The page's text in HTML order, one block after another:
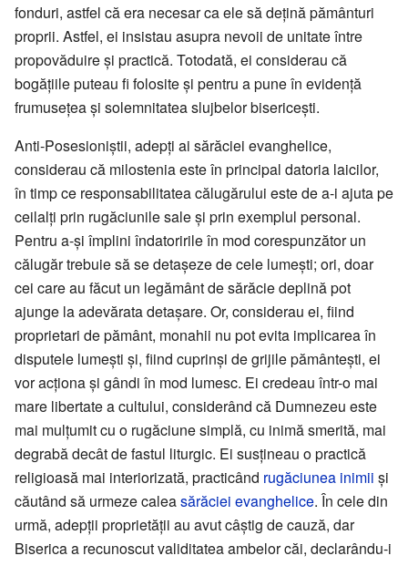
fonduri, astfel că era necesar ca ele să deţină pământuri
proprii. Astfel, ei insistau asupra nevoii de unitate între
propovăduire şi practică. Totodată, ei considerau că
bogăţiile puteau fi folosite şi pentru a pune în evidenţă
frumuseţea şi solemnitatea slujbelor bisericeşti.
Anti-Posesioniştii, adepţi ai sărăciei evanghelice,
considerau că milostenia este în principal datoria laicilor,
în timp ce responsabilitatea călugărului este de a-i ajuta pe
ceilalţi prin rugăciunile sale şi prin exemplul personal.
Pentru a-şi împlini îndatoririle în mod corespunzător un
călugăr trebuie să se detaşeze de cele lumeşti; ori, doar
cei care au făcut un legământ de sărăcie deplină pot
ajunge la adevărata detaşare. Or, considerau ei, fiind
proprietari de pământ, monahii nu pot evita implicarea în
disputele lumeşti şi, fiind cuprinşi de grijile pământeşti, ei
vor acţiona şi gândi în mod lumesc. Ei credeau într-o mai
mare libertate a cultului, considerând că Dumnezeu este
mai mulţumit cu o rugăciune simplă, cu inimă smerită, mai
degrabă decât de fastul liturgic. Ei susţineau o practică
religioasă mai interiorizată, practicând rugăciunea inimii şi
căutând să urmeze caleasărăciei evanghelice. În cele din
urmă, adepţii proprietăţii au avut câştig de cauză, dar
Biserica a recunoscut validitatea ambelor căi, declarându-i